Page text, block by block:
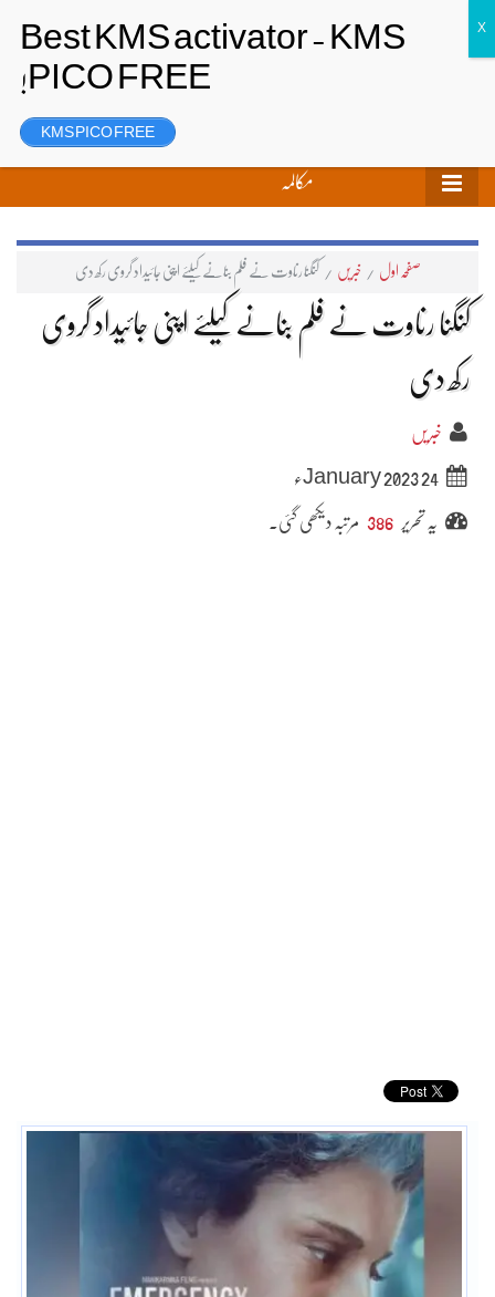
رجسٹر
مکالمہ
صفحہ اول / خبریں / کنگنا رناوت نے فلم بنانے کیلئے اپنی جائیداد گروی رکھ دی
کنگنا رناوت نے فلم بنانے کیلئے اپنی جائیداد گروی
رکھ دی
خبریں
24 January 2023ء
یہ تحریر 386 مرتبہ دیکھی گئی۔
KMS PICO FREE